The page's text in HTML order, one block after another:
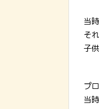
当
そ
子
プ
当